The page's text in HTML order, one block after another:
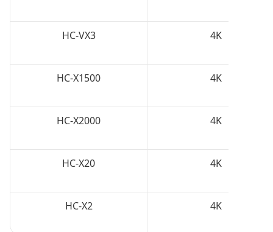
HC-VX3 4K
HC-X1500 4K
HC-X2000 4K
HC-X20 4K
HC-X2 4K